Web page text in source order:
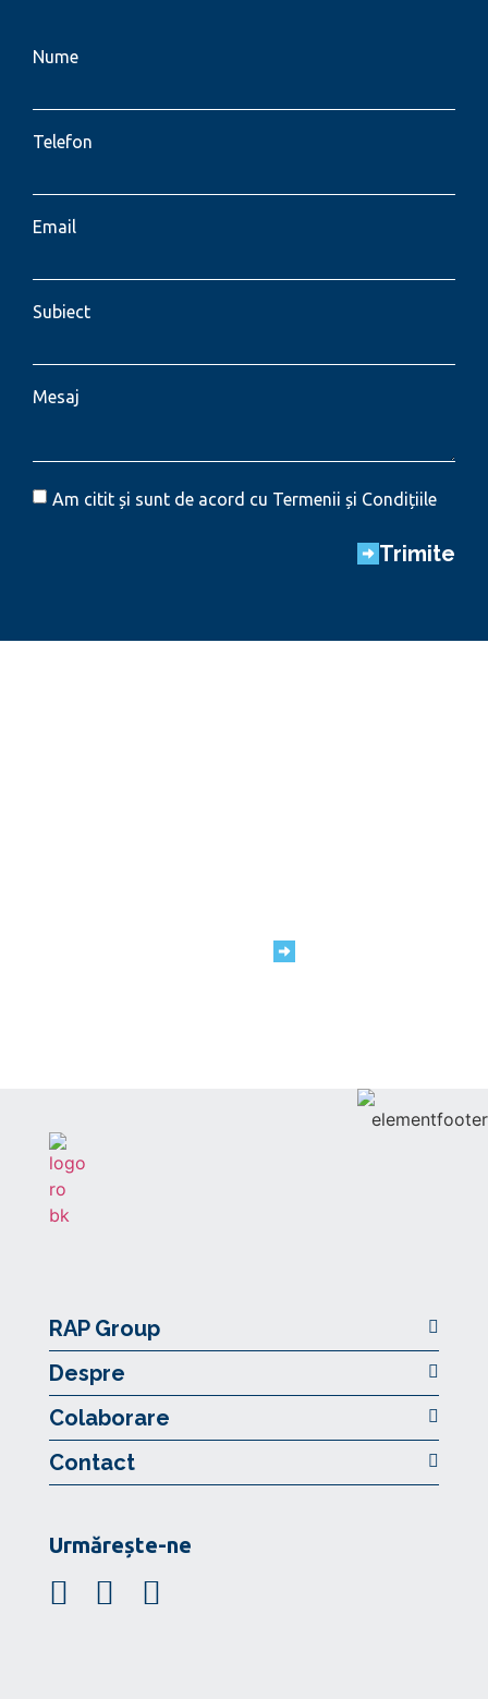
Nume
Telefon
Email
Subiect
Mesaj
Am citit și sunt de acord cu Termenii și Condițiile
Trimite
RAP Group
Despre
Colaborare
Contact
Urmărește-ne